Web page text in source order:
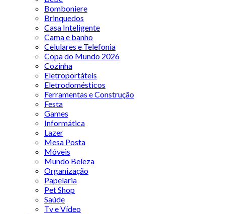
Bomboniere
Brinquedos
Casa Inteligente
Cama e banho
Celulares e Telefonia
Copa do Mundo 2026
Cozinha
Eletroportáteis
Eletrodomésticos
Ferramentas e Construção
Festa
Games
Informática
Lazer
Mesa Posta
Móveis
Mundo Beleza
Organização
Papelaria
Pet Shop
Saúde
Tv e Vídeo